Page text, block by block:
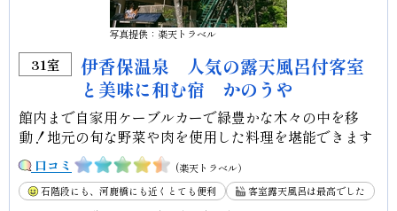
写真提供：楽天トラベル
31室
伊香保温泉 人気の露天風呂付客室
と美味に和む宿 かのうや
館内まで自家用ケーブルカーで緑豊かな木々の中を移
動！地元の旬な野菜や肉を使用した料理を堪能できます
口コミ
(楽天トラベル）
石階段にも、河鹿橋にも近くとても便利
客室露天風呂は最高でした